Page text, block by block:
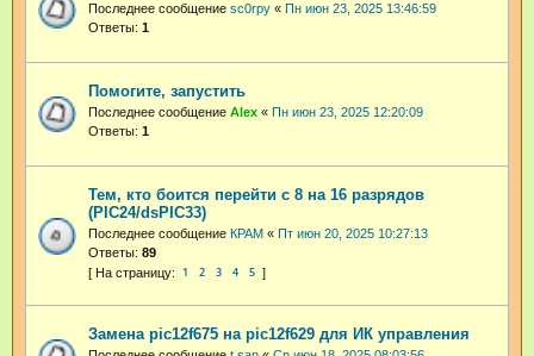
Последнее сообщение sc0rpy « Пн июн 23, 2025 13:46:59
Ответы: 1
Помогите, запустить
Последнее сообщение Аlex « Пн июн 23, 2025 12:20:09
Ответы: 1
Тем, кто боится перейти с 8 на 16 разрядов
(PIC24/dsPIC33)
Последнее сообщение КРАМ « Пт июн 20, 2025 10:27:13
Ответы: 89
1 2 3 4 5
Замена pic12f675 на pic12f629 для ИК управления